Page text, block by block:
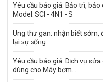
Yêu cầu báo giá: Bảo trì,
Model: SCI - 4N1 - S
Ung thư gan: nhận biết sớm,
lại sự sống
Yêu cầu báo giá: Dịch vụ
dùng cho Máy bơm...